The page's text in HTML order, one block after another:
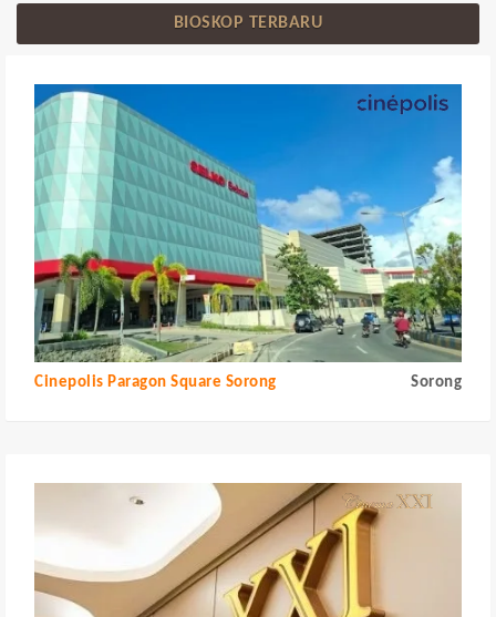
BIOSKOP TERBARU
Cinepolis Paragon Square Sorong Sorong